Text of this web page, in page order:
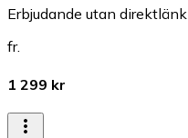
Erbjudande utan direktlänk
fr.
1 299 kr